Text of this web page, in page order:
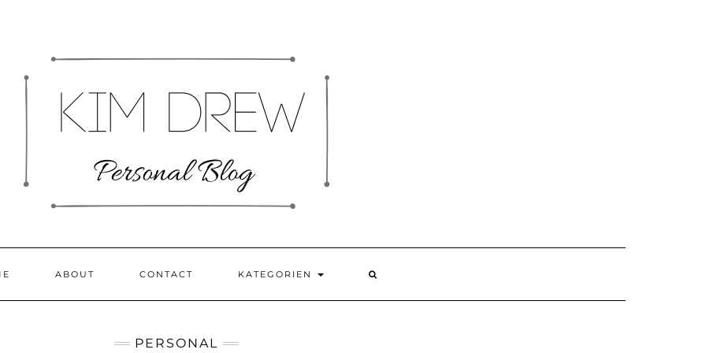
ABOUT CONTACT KATEGORIEN
PERSONAL